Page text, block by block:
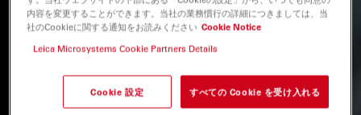
内容を変更することができます。当社の業務慣行の詳細につきましては、当
社のCookieに関する通知をお読みください Cookie Notice
Leica Microsystems Cookie Partners Details
Cookie 設定 すべての Cookie を受け入れる